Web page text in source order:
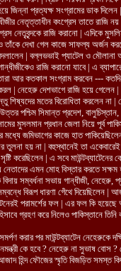
প্রত্যক্ষ সংগ্রামের ডাক দিলেন
নেতৃত্তাধীন কংগ্রেস তাতে রাজি
নেতৃবৃন্দকে রাজি করানো | এদিকে মুসলিম
দেখা গেল কাজে সাফল্য অর্জন
| বল্লভভাই প্যাটেল ও
রাজি করানো যাবে | এ
আর কতকাল সংগ্রাম করবেন ---
| নেহেরু দেশভাগে রাজি হয়ে
শিষ্যদের মতের বিরোধিতা করলেন না
পশ্চিম সিমান্ত প্রদেশ,
মুসলমান প্রধান জেলা নিয়ে পূর্ব
জমিভাগের কাজে হাত
তার তুলনা হয় না | বহুস্থানেই তা
করেছিলেন | এ সবে
এমন মোহ বিস্তার করতে সক্ষম
সম্বর্ধনা সভায় গান্ধীজী,
বিরূপ ধারণা গেঁথে দিয়েছিলেন |
পরামর্শের ফল | এর ফল কি
গ্রহণ করে নিলেও পাকিস্তানে তিনি
করার পর মাউন্টব্যাটেন নেহেরুকে
কে হবে ? নেহেরু না সুভাষ বোস
হিন্দ ফৌজের স্মৃতি বিজড়িত সমস্ত